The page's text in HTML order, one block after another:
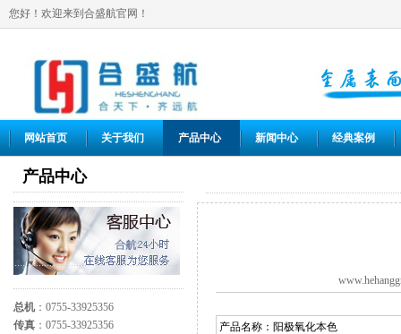
您好！欢迎来到合盛航官网！
网站首页 关于我们 产品中心 新闻中心 经典案例
产品中心
总机 ：0755-33925356
传真 ：0755-33925356
产品名称： 阳极氧化本色